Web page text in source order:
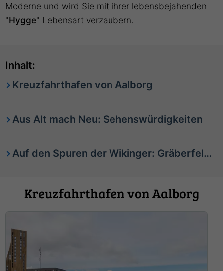
Moderne und wird Sie mit ihrer lebensbejahenden
"Hygge" Lebensart verzaubern.
Inhalt:
Kreuzfahrthafen von Aalborg
Aus Alt mach Neu: Sehenswürdigkeiten
Auf den Spuren der Wikinger: Gräberfeld in Aalborg
Kreuzfahrthafen von Aalborg